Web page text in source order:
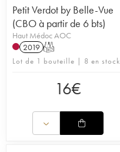
Petit Verdot by Belle-Vue
(CBO à partir de 6 bts)
Haut Médoc AOC
2019 T
Lot de 1 bouteille | 8 en stock
16€